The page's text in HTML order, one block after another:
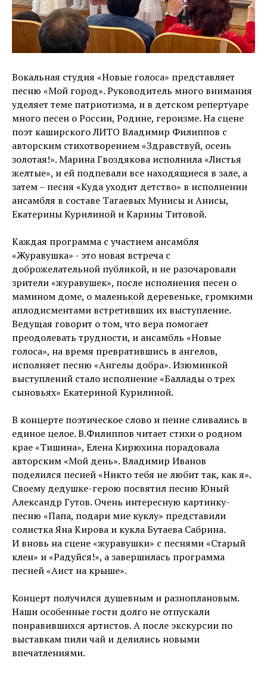
Вокальная студия «Новые голоса» представляет
песню «Мой город». Руководитель много внимания
уделяет теме патриотизма, и в детском репертуаре
много песен о России, Родине, героизме. На сцене
поэт каширского ЛИТО Владимир Филиппов с
авторским стихотворением «Здравствуй, осень
золотая!». Марина Гвоздякова исполнила «Листья
желтые», и ей подпевали все находящиеся в зале, а
затем – песня «Куда уходит детство» в исполнении
ансамбля в составе Тагаевых Мунисы и Анисы,
Екатерины Курилиной и Карины Титовой.
Каждая программа с участием ансамбля
«Журавушка» - это новая встреча с
доброжелательной публикой, и не разочаровали
зрители «журавушек», после исполнения песен о
мамином доме, о маленькой деревеньке, громкими
аплодисментами встретивших их выступление.
Ведущая говорит о том, что вера помогает
преодолевать трудности, и ансамбль «Новые
голоса», на время превратившись в ангелов,
исполняет песню «Ангелы добра». Изюминкой
выступлений стало исполнение «Баллады о трех
сыновьях» Екатериной Курилиной.
В концерте поэтическое слово и пение сливались в
единое целое. В.Филиппов читает стихи о родном
крае «Тишина», Елена Кирюхина порадовала
авторским «Мой день». Владимир Иванов
поделился песней «Никто тебя не любит так, как я».
Своему дедушке-герою посвятил песню Юный
Александр Гутов. Очень интересную картинку-
песню «Папа, подари мне куклу» представили
солистка Яна Кирова и кукла Бутаева Сабрина.
И вновь на сцене «журавушки» с песнями «Старый
клен» и «Радуйся!», а завершилась программа
песней «Аист на крыше».
Концерт получился душевным и разноплановым.
Наши особенные гости долго не отпускали
понравившихся артистов. А после экскурсии по
выставкам пили чай и делились новыми
впечатлениями.